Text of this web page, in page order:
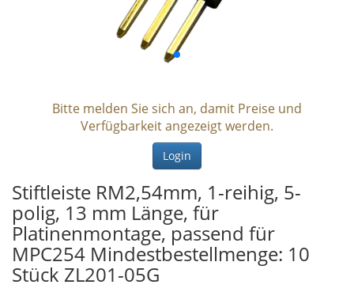
Bitte melden Sie sich an, damit Preise und
Verfügbarkeit angezeigt werden.
Login
Stiftleiste RM2,54mm, 1-reihig, 5-
polig, 13 mm Länge, für
Platinenmontage, passend für
MPC254 Mindestbestellmenge: 10
Stück ZL201-05G